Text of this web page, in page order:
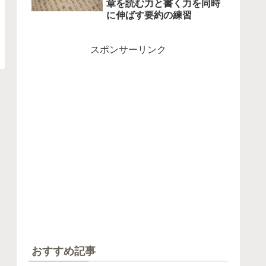
章を読む力と書く力を同時
に伸ばす要約の練習
スポンサーリンク
おすすめ記事